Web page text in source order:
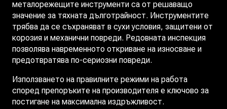
металорежещите инструменти са от решаващо
значение за тяхната дълготрайност. Инструментите
трябва да се съхраняват в сухи условия, защитени от
корозия и механични повреди. Редовната инспекция
позволява навременното откриване на износване и
предотвратява по-сериозни повреди.
Използването на правилните режими на работа
според препоръките на производителя е ключово за
постигане на максимална издръжливост.